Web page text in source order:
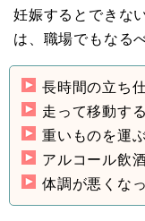
妊娠するとできな
は、職場でもなる
長時間の立ち仕
走って移動する
重いものを運ぶ
アルコール飲
体調が悪くな